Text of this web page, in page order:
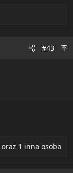
#43
oraz 1 inna osoba